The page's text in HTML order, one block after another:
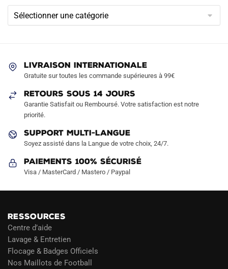
Catégories
LIVRAISON INTERNATIONALE
Gratuite sur toutes les commande supérieures à 99€
RETOURS SOUS 14 JOURS
Garantie Satisfait ou Remboursé. Votre satisfaction est notre
priorité.
SUPPORT MULTI-LANGUE
Soyez assisté dans la Langue de votre choix, 24/7.
Paiements 100% Sécurisé
Visa / MasterCard / Mastero / Paypal
RESSOURCES
Centre d’aide
Lavage & Entretien
Flocage & Badges Officiels
Nos Maillots de Football